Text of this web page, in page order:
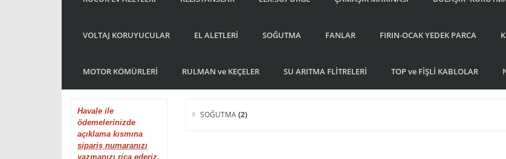
VOLTAJ KORUYUCULAR EL ALETLERİ SOĞUTMA FANLAR FIRIN-OCAK YEDEK PARCA
MOTOR KÖMÜRLERİ RULMAN ve KEÇELER SU ARITMA FLİTRELERİ TOP ve FİŞLİ KABLOLAR
Havale ile
ödemelerinizde
açıklama kısmına
sipariş numaranızı
yazmanızı rica ederiz.
SOĞUTMA(2)